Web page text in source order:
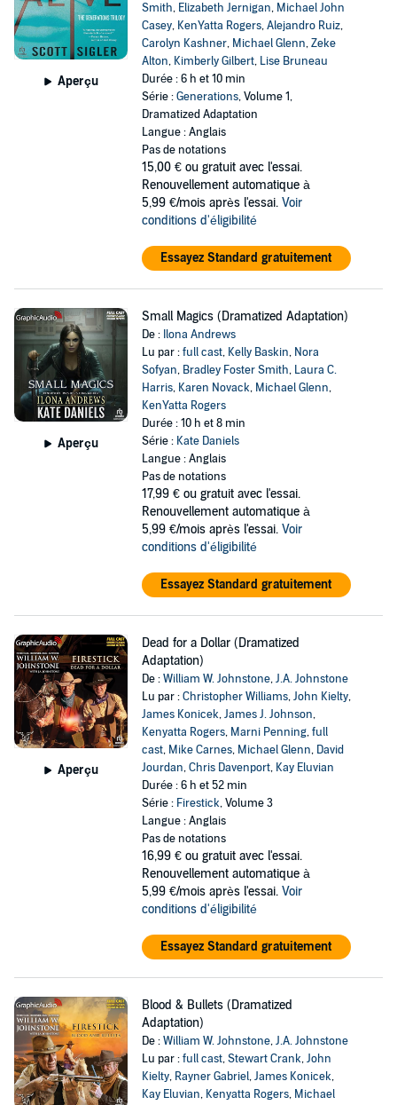
Aperçu
Smith, Elizabeth Jernigan, Michael John
Casey, KenYatta Rogers,Alejandro Ruiz,
Carolyn Kashner, Michael Glenn,Zeke
Alton, Kimberly Gilbert, Lise Bruneau
Durée : 6 h et 10 min
Série :Generations, Volume 1,
Dramatized Adaptation
Langue : Anglais
Pas de notations
15,00 € ou gratuit avec l'essai.
Renouvellement automatique à
5,99 €/mois après l'essai. Voir
conditions d'éligibilité
Essayez Standard gratuitement
Aperçu
Small Magics (Dramatized Adaptation)
De : Ilona Andrews
Lu par :full cast, Kelly Baskin, Nora
Sofyan, Bradley Foster Smith, Laura C.
Harris, Karen Novack, Michael Glenn,
KenYatta Rogers
Durée : 10 h et 8 min
Série : Kate Daniels
Langue : Anglais
Pas de notations
17,99 € ou gratuit avec l'essai.
Renouvellement automatique à
5,99 €/mois après l'essai. Voir
conditions d'éligibilité
Essayez Standard gratuitement
Aperçu
Dead for a Dollar (Dramatized
Adaptation)
De :William W. Johnstone,J.A. Johnstone
Lu par :Christopher Williams,John Kielty,
James Konicek,James J. Johnson,
Kenyatta Rogers, Marni Penning,full
cast, Mike Carnes, Michael Glenn, David
Jourdan,Chris Davenport, Kay Eluvian
Durée : 6 h et 52 min
Série : Firestick, Volume 3
Langue : Anglais
Pas de notations
16,99 € ou gratuit avec l'essai.
Renouvellement automatique à
5,99 €/mois après l'essai. Voir
conditions d'éligibilité
Essayez Standard gratuitement
Blood & Bullets (Dramatized
Adaptation)
De :William W. Johnstone,J.A. Johnstone
Lu par :full cast,Stewart Crank,John
Kielty, Rayner Gabriel,James Konicek,
Kay Eluvian, Kenyatta Rogers, Michael